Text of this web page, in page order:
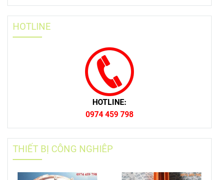
HOTLINE
HOTLINE:
0974 459 798
THIẾT BỊ CÔNG NGHIÊP